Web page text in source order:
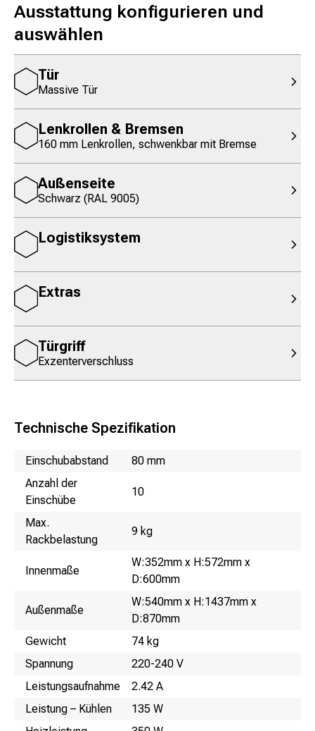
Ausstattung konfigurieren und
auswählen
Tür
Massive Tür
Lenkrollen & Bremsen
160 mm Lenkrollen, schwenkbar mit Bremse
Außenseite
Schwarz (RAL 9005)
Logistiksystem
Extras
Türgriff
Exzenterverschluss
Technische Spezifikation
NameWert
Einschubabstand
80 mm
Anzahl der
Einschübe
10
Max.
Rackbelastung
9 kg
Innenmaße
W:352mm x H:572mm x
D:600mm
Außenmaße
W:540mm x H:1437mm x
D:870mm
Gewicht
74 kg
Spannung
220-240 V
Leistungsaufnahme
2.42 A
Leistung – Kühlen
135 W